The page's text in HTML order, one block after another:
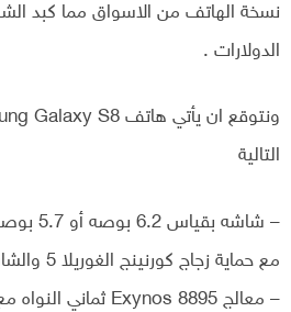
نسخة الهاتف من الاسواق مما كبد
الدولارات .
التالية
مع حماية زجاج كورنينج الغوريلا 5 والشاشه منحنيه من الجانبين .